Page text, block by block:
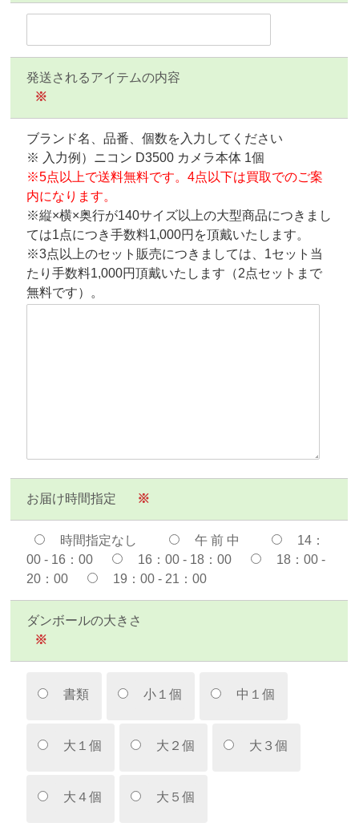
発送されるアイテムの内容
※
ブランド名、品番、個数を入力してください
※ 入力例）ニコン D3500 カメラ本体 1個
※5点以上で送料無料です。4点以下は買取でのご案
内になります。
※縦×横×奥行が140サイズ以上の大型商品につきまし
ては1点につき手数料1,000円を頂戴いたします。
※3点以上のセット販売につきましては、1セット当
たり手数料1,000円頂戴いたします（2点セットまで
無料です）。
お届け時間指定 ※
時間指定なし 午 前 中
14：
00 - 16：00
16：00 - 18：00
18：00 -
20：00
19：00 - 21：00
ダンボールの大きさ
※
書類 小１個 中１個
大１個 大２個 大３個
大４個 大５個